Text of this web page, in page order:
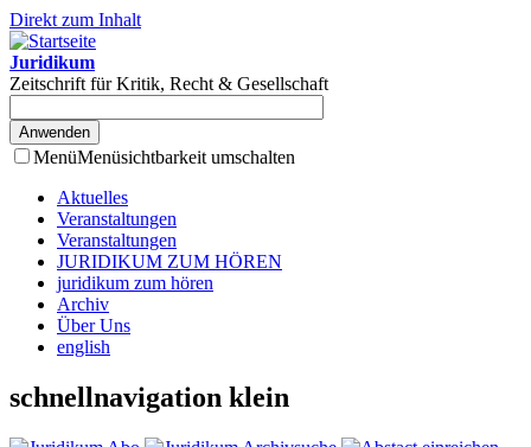
Direkt zum Inhalt
Juridikum
Zeitschrift für Kritik, Recht & Gesellschaft
MenüMenüsichtbarkeit umschalten
Aktuelles
Veranstaltungen
Veranstaltungen
JURIDIKUM ZUM HÖREN
juridikum zum hören
Archiv
Über Uns
english
schnellnavigation klein